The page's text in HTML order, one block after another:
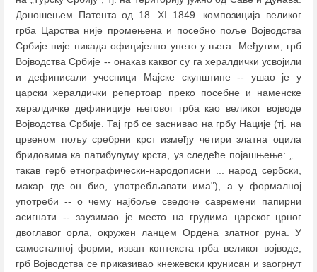
Доношењем Патента од 18. XI 1849. композиција великог
грба Царства није промењена и посебно поље Војводства
Србије није никада официјелно унето у њега. Међутим, грб
Војводства Србије -- онакав каквог су га хералдички усвојили
и дефинисали учесници Мајске скупштине -- ушао је у
царски хералдички репертоар преко посебне и наменске
хералдичке дефиниције његовог грба као великог војводе
Војводства Србије. Тај грб се заснивао на грбу Нације (тј. на
црвеном пољу сребрни крст између четири златна оцила
бридовима ка патибулуму крста, уз следеће појашњење: „...
такав герб етнографически-народописни ... народ сербски,
макар где он био, употребљавати има"), а у формалној
употреби -- о чему најбоље сведоче савремени папирни
асигнати -- заузимао је место на грудима царског црног
двоглавог орла, окружен ланцем Ордена златног руна. У
самосталној форми, изван контекста грба великог војводе,
грб Војводства се приказивао кнежевски крунисан и заогрнут